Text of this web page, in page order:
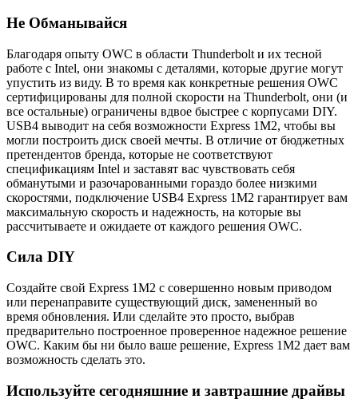
Не Обманывайся
Благодаря опыту OWC в области Thunderbolt и их тесной
работе с Intel, они знакомы с деталями, которые другие могут
упустить из виду. В то время как конкретные решения OWC
сертифицированы для полной скорости на Thunderbolt, они (и
все остальные) ограничены вдвое быстрее с корпусами DIY.
USB4 выводит на себя возможности Express 1M2, чтобы вы
могли построить диск своей мечты. В отличие от бюджетных
претендентов бренда, которые не соответствуют
спецификациям Intel и заставят вас чувствовать себя
обманутыми и разочарованными гораздо более низкими
скоростями, подключение USB4 Express 1M2 гарантирует вам
максимальную скорость и надежность, на которые вы
рассчитываете и ожидаете от каждого решения OWC.
Сила DIY
Создайте свой Express 1M2 с совершенно новым приводом
или перенаправите существующий диск, замененный во
время обновления. Или сделайте это просто, выбрав
предварительно построенное проверенное надежное решение
OWC. Каким бы ни было ваше решение, Express 1M2 дает вам
возможность сделать это.
Используйте сегодняшние и завтрашние драйвы